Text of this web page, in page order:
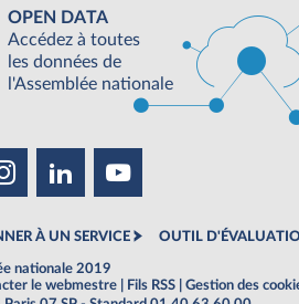
OPEN DATA
Accédez à toutes
les données de
l'Assemblée nationale
À UN SERVICE OUTIL
nationale 2019
le webmestre Fils RSS
Gestion des